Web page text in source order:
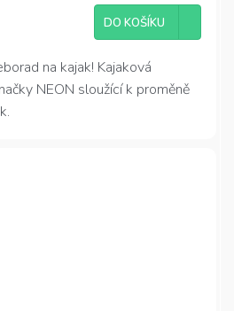
hodnocení
produktu
z
5
DO KOŠÍKU
na kajak! Kajaková
NEON sloužící k proměně